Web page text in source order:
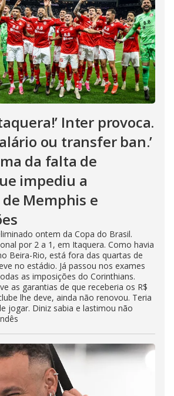
Inter provoca.
ou transfer ban.’
da falta de
impediu a
Memphis e
ontem da Copa do Brasil.
por 2 a 1, em Itaquera. Como havia
Beira-Rio, está fora das quartas de
no estádio. Já passou nos exames
as imposições do Corinthians.
as garantias de que receberia os R$
lhe deve, ainda não renovou. Teria
jogar. Diniz sabia e lastimou não